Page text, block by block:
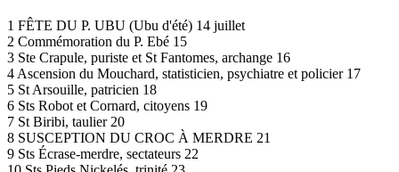
1 FÊTE DU P. UBU (Ubu d'été) 14 juillet
2 Commémoration du P. Ebé 15
3 Ste Crapule, puriste et St Fantomes, archange 16
4 Ascension du Mouchard, statisticien, psychiatre et policier 17
5 St Arsouille, patricien 18
6 Sts Robot et Cornard, citoyens 19
7 St Biribi, taulier 20
8 SUSCEPTION DU CROC À MERDRE 21
9 Sts Écrase-merdre, sectateurs 22